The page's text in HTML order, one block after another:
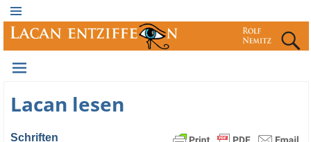
Lacan lesen
Schrif­ten